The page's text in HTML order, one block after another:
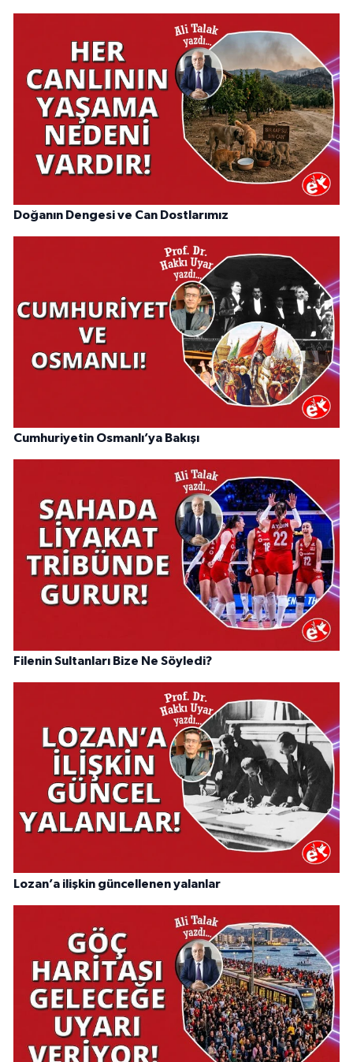
Doğanın Dengesi ve Can Dostlarımız
Cumhuriyetin Osmanlı’ya Bakışı
Filenin Sultanları Bize Ne Söyledi?
Lozan’a ilişkin güncellenen yalanlar